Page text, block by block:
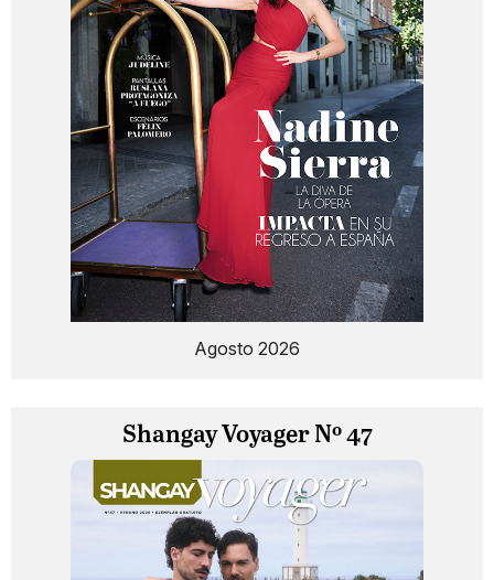
Agosto 2026
Shangay Voyager Nº 47